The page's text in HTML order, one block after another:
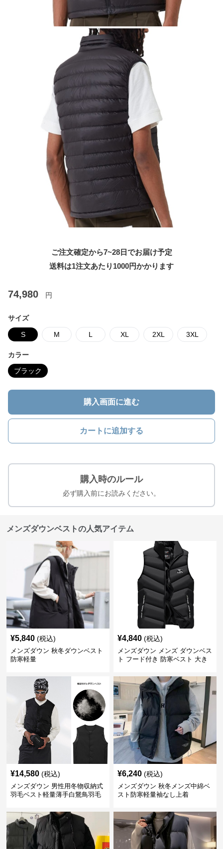
ご注文確定から7~28日でお届け予定
送料は1注文あたり 1000円かかります
74,980 円
サイズ
S M L XL 2XL 3XL
カラー
ブラック
購入画面に進む
カートに追加する
購入時のルール
必ず購入前にお読みください。
メンズダウンベストの人気アイテム
¥5,840 (税込)
メンズダウン 秋冬ダウンベスト
防寒軽量
¥4,840 (税込)
メンズダウン メンズ ダウンベス
ト フード付き 防寒ベスト 大き
¥14,580 (税込)
メンズダウン 男性用冬物収納式
羽毛ベスト軽量薄手白鵞鳥羽毛
¥6,240 (税込)
メンズダウン 秋冬メンズ中綿ベ
スト防寒軽量袖なし上着